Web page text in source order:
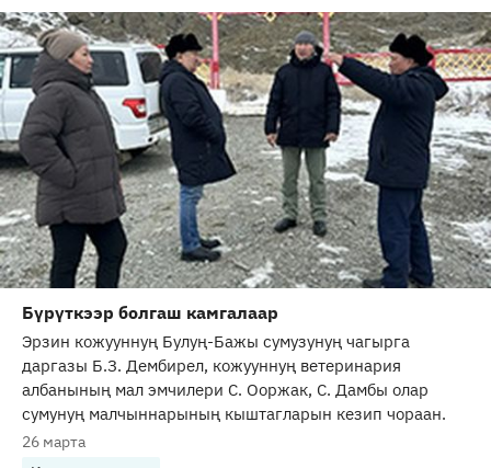
Бүрүткээр болгаш камгалаар
Эрзин кожууннуң Булуң-Бажы сумузунуң чагырга
даргазы Б.З. Дембирел, кожууннуң ветеринария
албанының мал эмчилери С. Ооржак, С. Дамбы олар
сумунуң малчыннарының кыштагларын кезип чораан.
26 марта